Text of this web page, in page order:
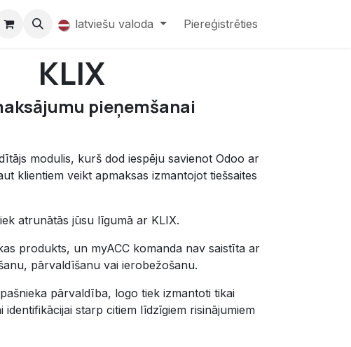
latviešu valoda Piereģistrēties
KLIX
pieņemšanai
modulis, kurš dod iespēju savienot Odoo ar
klientiem veikt apmaksas izmantojot tiešsaites
atrunātās jūsu līgumā ar KLIX.
produkts, un myACC komanda nav saistīta ar
pārvaldīšanu vai ierobežošanu.
pārvaldība, logo tiek izmantoti tikai
identifikācijai starp citiem līdzīgiem risinājumiem